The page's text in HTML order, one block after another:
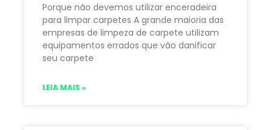
Porque não devemos utilizar enceradeira
para limpar carpetes A grande maioria das
empresas de limpeza de carpete utilizam
equipamentos errados que vão danificar
seu carpete
LEIA MAIS »